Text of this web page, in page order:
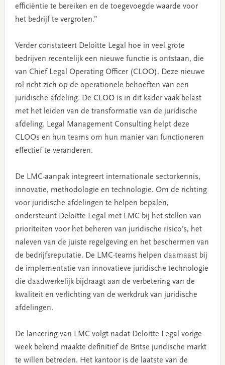
efficiëntie te bereiken en de toegevoegde waarde voor
het bedrijf te vergroten.”
Verder constateert Deloitte Legal hoe in veel grote
bedrijven recentelijk een nieuwe functie is ontstaan, die
van Chief Legal Operating Officer (CLOO). Deze nieuwe
rol richt zich op de operationele behoeften van een
juridische afdeling. De CLOO is in dit kader vaak belast
met het leiden van de transformatie van de juridische
afdeling. Legal Management Consulting helpt deze
CLOOs en hun teams om hun manier van functioneren
effectief te veranderen.
De LMC-aanpak integreert internationale sectorkennis,
innovatie, methodologie en technologie. Om de richting
voor juridische afdelingen te helpen bepalen,
ondersteunt Deloitte Legal met LMC bij het stellen van
prioriteiten voor het beheren van juridische risico’s, het
naleven van de juiste regelgeving en het beschermen van
de bedrijfsreputatie. De LMC-teams helpen daarnaast bij
de implementatie van innovatieve juridische technologie
die daadwerkelijk bijdraagt aan de verbetering van de
kwaliteit en verlichting van de werkdruk van juridische
afdelingen.
De lancering van LMC volgt nadat Deloitte Legal vorige
week bekend maakte definitief de Britse juridische markt
te willen betreden. Het kantoor is de laatste van de